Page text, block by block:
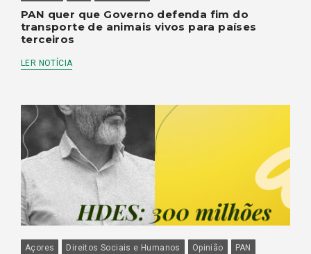
PAN quer que Governo defenda fim do
transporte de animais vivos para países
terceiros
LER NOTÍCIA
Açores Direitos Sociais e Humanos Opinião
PAN